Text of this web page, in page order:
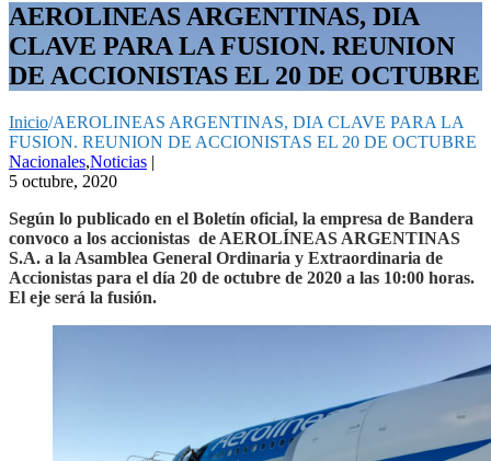
AEROLINEAS ARGENTINAS, DIA
CLAVE PARA LA FUSION. REUNION
DE ACCIONISTAS EL 20 DE OCTUBRE
Inicio/AEROLINEAS ARGENTINAS, DIA CLAVE PARA LA
FUSION. REUNION DE ACCIONISTAS EL 20 DE OCTUBRE
Nacionales,Noticias |
5 octubre, 2020
Según lo publicado en el Boletín oficial, la empresa de Bandera
convoco a los accionistas de AEROLÍNEAS ARGENTINAS
S.A. a la Asamblea General Ordinaria y Extraordinaria de
Accionistas para el día 20 de octubre de 2020 a las 10:00 horas.
El eje será la fusión.